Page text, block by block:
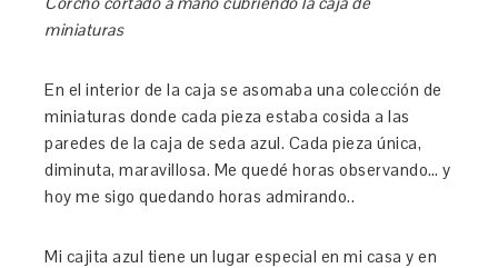
miniaturas
En el interior de la caja se asomaba una colección de
miniaturas donde cada pieza estaba cosida a las
paredes de la caja de seda azul. Cada pieza única,
diminuta, maravillosa. Me quedé horas observando… y
hoy me sigo quedando horas admirando..
Mi cajita azul tiene un lugar especial en mi casa y en